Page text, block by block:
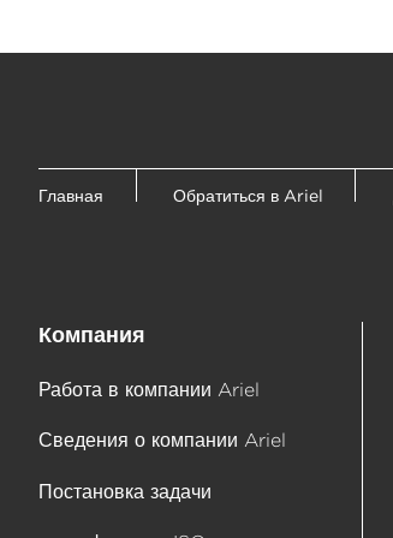
Главная Обратиться в Ariel
Компания
Работа в компании Ariel
Сведения о компании Ariel
Постановка задачи